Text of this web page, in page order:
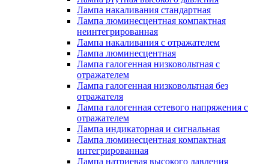
Лампа накаливания стандартная
Лампа люминесцентная компактная
неинтегрированная
Лампа накаливания с отражателем
Лампа люминесцентная
Лампа галогенная низковольтная с
отражателем
Лампа галогенная низковольтная без
отражателя
Лампа галогенная сетевого напряжения с
отражателем
Лампа индикаторная и сигнальная
Лампа люминесцентная компактная
интегрированная
Лампа натриевая высокого давления